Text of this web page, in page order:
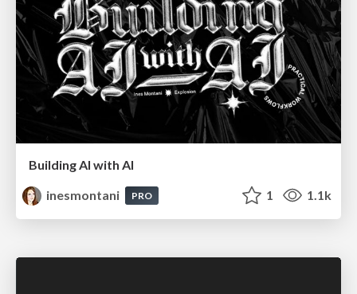
Building AI with AI
inesmontani
PRO 1 1.1k